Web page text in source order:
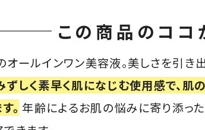
この商品のココ
オールインワン美容液。美しさを引き
ずしく素早く肌になじむ使用感で、肌
。 年齢によるお肌の悩みに寄り添った